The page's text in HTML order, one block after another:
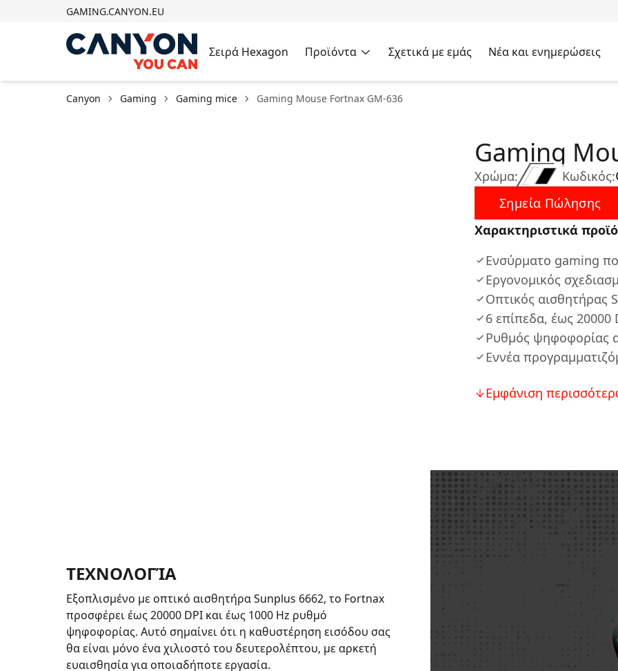
GAMING.CANYON.EU
Σειρά Hexagon Προϊόντα Σχετικά με εμάς Νέα και ενημερώσεις
Canyon Gaming Gaming mice Gaming Mouse Fortnax GM-636
Χρώμα:
Gaming
Κωδικός:
Σημεία Πώλησης
Χαρακτηριστικά
Ενσύρματο gaming
Εργονομικός
Οπτικός αισθητήρας
6 επίπεδα, έως 20000
Ρυθμός ψηφοφορίας
Εννέα
Εμφάνιση
ΤΕΧΝΟΛΟΓΊΑ
Εξοπλισμένο με οπτικό αισθητήρα Sunplus 6662, το Fortnax
προσφέρει έως 20000 DPI και έως 1000 Hz ρυθμό
ψηφοφορίας. Αυτό σημαίνει ότι η καθυστέρηση εισόδου σας
θα είναι μόνο ένα χιλιοστό του δευτερολέπτου, με αρκετή
ευαισθησία για οποιαδήποτε εργασία.